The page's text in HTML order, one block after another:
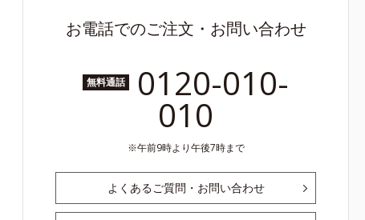
お電話でのご注文・お問い合わせ
無料通話 0120-010-
010
午前9時より午後7時まで
よくあるご質問・お問い合わせ